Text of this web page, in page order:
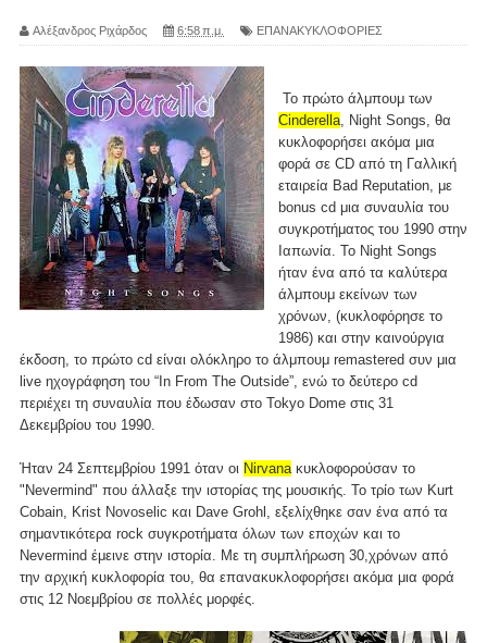
Αλέξανδρος Ριχάρδος 6:58 π.μ. ΕΠΑΝΑΚΥΚΛΟΦΟΡΙΕΣ
Το πρώτο άλμπουμ των
Cinderella, Night Songs, θα
κυκλοφορήσει ακόμα μια
φορά σε CD από τη Γαλλική
εταιρεία Bad Reputation, με
bonus cd μια συναυλία του
συγκροτήματος του 1990 στην
Ιαπωνία. Το Night Songs
ήταν ένα από τα καλύτερα
άλμπουμ εκείνων των
χρόνων, (κυκλοφόρησε το
1986) και στην καινούργια
έκδοση, το πρώτο cd είναι ολόκληρο το άλμπουμ remastered συν μια
live ηχογράφηση του “In From The Outside”, ενώ το δεύτερο cd
περιέχει τη συναυλία που έδωσαν στο Tokyo Dome στις 31
Δεκεμβρίου του 1990.
Ήταν 24 Σεπτεμβρίου 1991 όταν οι Nirvana κυκλοφορούσαν το
"Nevermind" που άλλαξε την ιστορίας της μουσικής. Το τρίο των Kurt
Cobain, Krist Novoselic και Dave Grohl, εξελίχθηκε σαν ένα από τα
σημαντικότερα rock συγκροτήματα όλων των εποχών και το
Nevermind έμεινε στην ιστορία. Με τη συμπλήρωση 30,χρόνων από
την αρχική κυκλοφορία του, θα επανακυκλοφορήσει ακόμα μια φορά
στις 12 Νοεμβρίου σε πολλές μορφές.